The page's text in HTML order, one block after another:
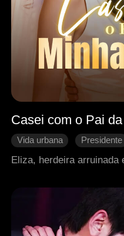
Casei com o Pai
Vida urbana Presidente